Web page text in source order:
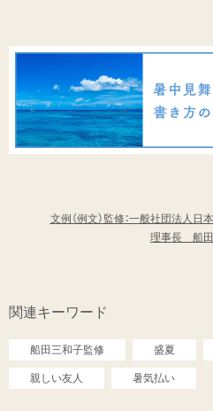
文例（例文）監修：一般社団法人
理事長 船
関連キーワード
船田三和子監修 盛夏
親しい友人 暑気払い